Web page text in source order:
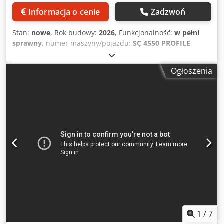
Informacja o cenie Zadzwoń
Stan: nowe, Rok budowy: 2026, Funkcjonalność: w pełni
sprawny, numer maszyny/pojazdu: SÇ 4550 PROFILE
CUTTING AN PROCESSING CENTER ( 9 AXIS & 10 STATION
), - W profilach aluminiowych i PVC; rowkowanie, wiercenie
otworów, znakowanie, cięcie pod różnymi kątami itp.
profili 6500 milimetrów / minimalna 600 milimetrów
Dksdpfxjrcm Ruo Anpjr - Automatyczne wykrywanie
długości profilu - Łatwo regulowany, przyjazny dla
150 stopni, +- 0,1 stopnia serwosterowany zespół tnący
zapewniający precyzyjne cięcie - Transport pociętych profili
Ogłoszenia
1 /7